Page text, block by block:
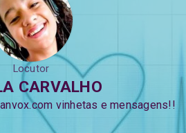
Locutor
CARVALHO
vinhetas e mensagens!!